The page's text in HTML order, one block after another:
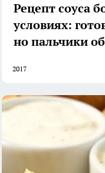
Рецепт соуса
условиях:
но пальчики
2017